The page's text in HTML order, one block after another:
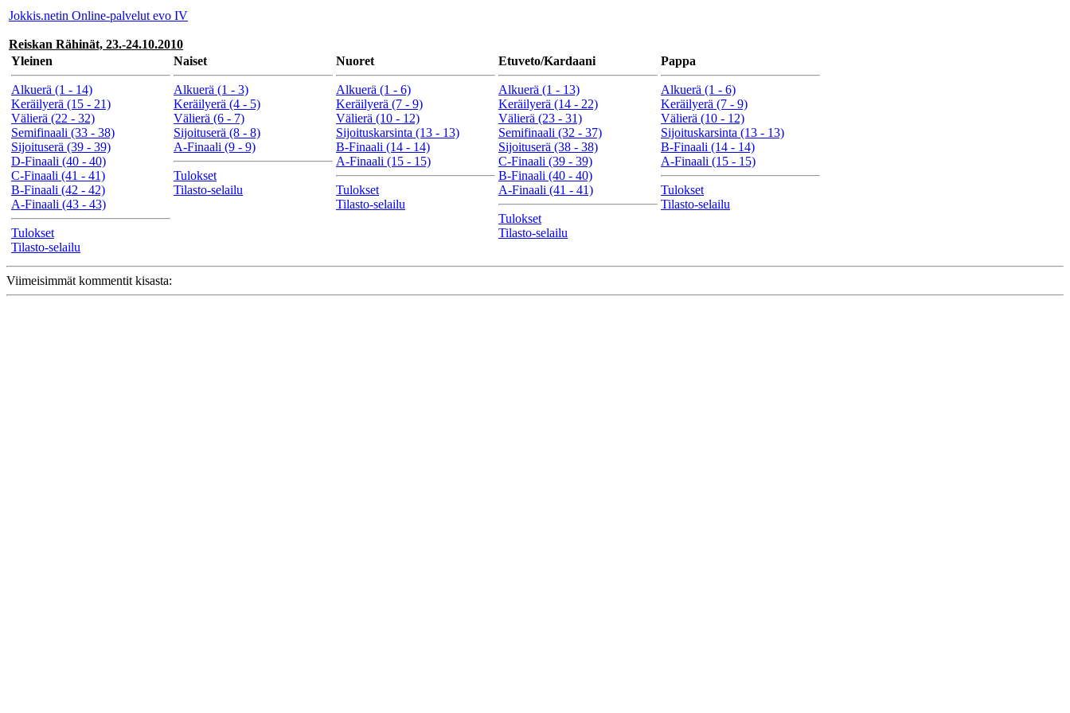
Jokkis.netin Online-palvelut evo IV
Reiskan Rähinät, 23.-24.10.2010
Yleinen
Alkuerä (1 - 14)
Keräilyerä (15 - 21)
Välierä (22 - 32)
Semifinaali (33 - 38)
Sijoituserä (39 - 39)
D-Finaali (40 - 40)
C-Finaali (41 - 41)
B-Finaali (42 - 42)
A-Finaali (43 - 43)
Tulokset
Tilasto-selailu
Naiset
Alkuerä (1 - 3)
Keräilyerä (4 - 5)
Välierä (6 - 7)
Sijoituserä (8 - 8)
A-Finaali (9 - 9)
Tulokset
Tilasto-selailu
Nuoret
Alkuerä (1 - 6)
Keräilyerä (7 - 9)
Välierä (10 - 12)
Sijoituskarsinta (13 - 13)
B-Finaali (14 - 14)
A-Finaali (15 - 15)
Tulokset
Tilasto-selailu
Etuveto/Kardaani
Alkuerä (1 - 13)
Keräilyerä (14 - 22)
Välierä (23 - 31)
Semifinaali (32 - 37)
Sijoituserä (38 - 38)
C-Finaali (39 - 39)
B-Finaali (40 - 40)
A-Finaali (41 - 41)
Tulokset
Tilasto-selailu
Pappa
Alkuerä (1 - 6)
Keräilyerä (7 - 9)
Välierä (10 - 12)
Sijoituskarsinta (13 - 13)
B-Finaali (14 - 14)
A-Finaali (15 - 15)
Tulokset
Tilasto-selailu
Viimeisimmät kommentit kisasta: